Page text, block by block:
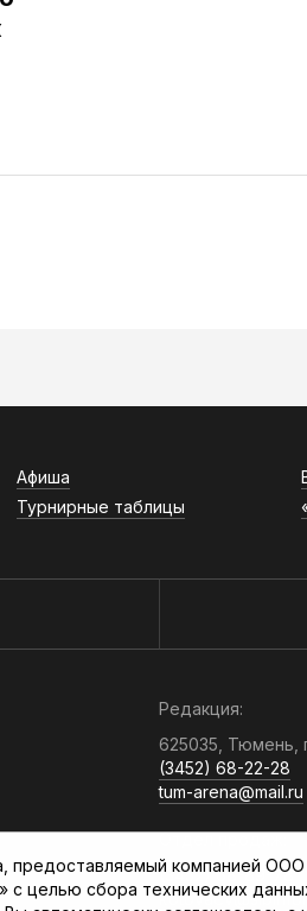
Афиша
Турнирные таблицы
Редакция:
625035, Тюмень,
(3452) 68-22-28
tum-arena@mail.ru
Отдел продаж:
(3452) 68-89-78
компанией ООО
целью сбора технических